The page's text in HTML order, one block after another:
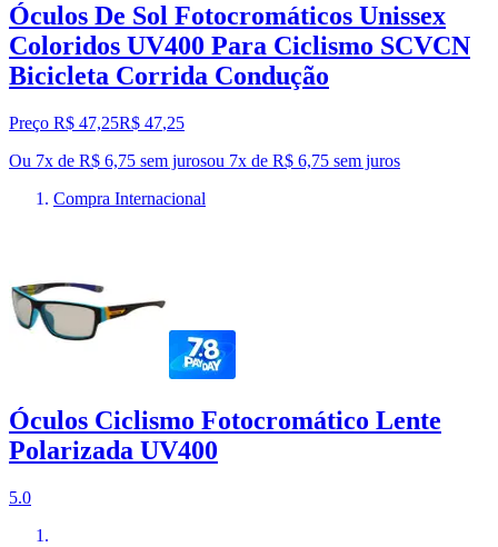
Óculos De Sol Fotocromáticos Unissex
Coloridos UV400 Para Ciclismo SCVCN
Bicicleta Corrida Condução
Preço R$ 47,25R$ 47,25
Ou 7x de R$ 6,75 sem jurosou 7x de R$ 6,75 sem juros
Compra Internacional
Óculos Ciclismo Fotocromático Lente
Polarizada UV400
5.0